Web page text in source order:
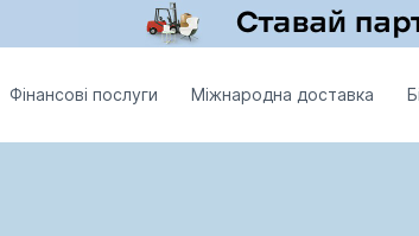
Фінансові послуги Міжнародна доставка